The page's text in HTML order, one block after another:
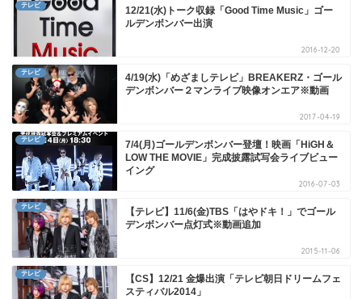
テレビ
12/21(水)トーク収録「Good Time Music」ゴー
ルデンボンバー出演
2016-12-20
テレビ
4/19(水)「めざましテレビ」BREAKERZ・ゴール
デンボンバー２マンライブ映像オンエア※動画
2017-04-19
テレビ
7/4(月)ゴールデンボンバー登壇！映画「HiGH＆
LOW THE MOVIE」完成披露試写会ライブビュー
イング
2016-07-03
テレビ
【テレビ】11/6(金)TBS「はやドキ！」でゴール
デンボンバー点灯式※動画追加
2015-11-06
テレビ
【CS】12/21 金爆出演「テレビ朝日ドリームフェ
スティバル2014」